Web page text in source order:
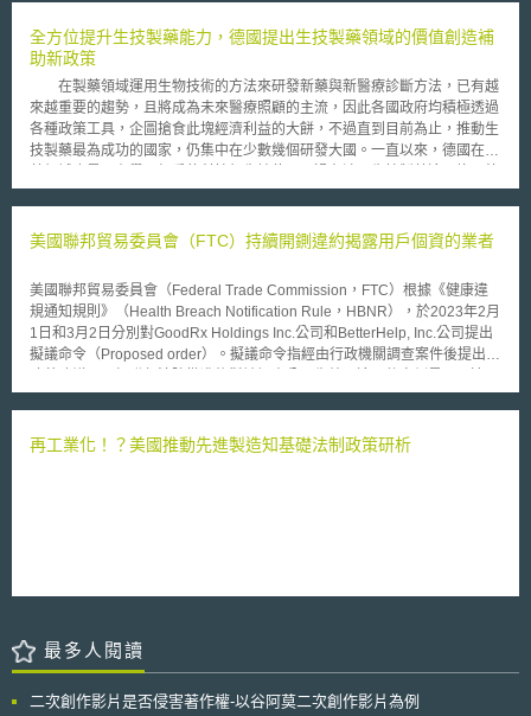
Health and Care Technology）。此準則主要鼓勵研發公司在設計產品時，
將患者的資訊安全以及新技術的操作品質列入考量。 此行為準則的目
的主要在於改善整體研發環境，內容包含十項原則，分別為：界定使用者、
界定價值（value proposition）、對使用的資料保持合理（fair）、透明
（transparent）以及當責（accountable）的立場、符合一般資料保護規則
（General Data Protection Regulation, GDPR）的資料最小化原則（data
minimisation principle）、利用公開之標準、公開被使用的資料以及演算法
的有效性、以及公開演算法的類型、開發原因、與操作過程的監控方式。
適用性，並預期於2018年12月公布更新的版本。
全方位提升生技製藥能力，德國提出生技製藥領域的價值創造補
助新政策
在製藥領域運用生物技術的方法來研發新藥與新醫療診斷方法，已有越
來越重要的趨勢，且將成為未來醫療照顧的主流，因此各國政府均積極透過
各種政策工具，企圖搶食此塊經濟利益的大餅，不過直到目前為止，推動生
技製藥最為成功的國家，仍集中在少數幾個研發大國。一直以來，德國在製
國目前的成就有限，已成功上市而來源於德國的生技藥品，並不多見
發）。另一方面，德國擁有全歐洲最多的生技公司數目，這些生技公司每年
與製藥產業的連結與合作，德國聯邦教育與研究部（Bundesministerium für
Bildung und Forschung, BMBF）新近提出了新補助政策－「生技製藥之策
略性競爭」（Strategiewettbewerb BioPharma），企圖為德國重新贏回世
界藥局（Apotheke der Welt）的美名。 這個新的策略規劃所訴求的對
象，是由主要來自於學術界的生技公司與傳統的製藥產業界所成立的合作團
Wissenschaft und Wirtschaft ）。BMBF希望透過鼓勵建立這樣的合作關
略性概念或創意（Ideen für neuartige strategische Konzepte vorzulegen,
新政策的最大特色。由於補助的目的是在實現價值創造，因此補助去進行價
可能的醫藥技術領域，因此包括抗癌藥物與治療神經系統方面疾病的藥物研
發、開發新的疫苗或疾病診斷用的生物標記、以及如何建構臨床研究的新基
均屬BMBF徵求創意的範圍。 經BMBF邀集由國際專家組成的評選委員
美國聯邦貿易委員會（FTC）持續開鍘違約揭露用戶個資的業者
美國聯邦貿易委員會（Federal Trade Commission，FTC）根據《健康違
規通知規則》（Health Breach Notification Rule，HBNR），於2023年2月
1日和3月2日分別對GoodRx Holdings Inc.公司和BetterHelp, Inc.公司提出
擬議命令（Proposed order）。擬議命令指經由行政機關調查案件後提出的
2021年後擴大《健康違規通知規則》適用範圍從傳統的健康產業及於網路
息；而BetterHelp, Inc.公司提供遠距醫療服務。兩者在2017到2020年間均
序、限制員工對資料的存取權限等等。最後也最重要的是要「信守承諾」，
這兩個案例中的業者都是違反了自己當初對使用者的承諾，最終才導致被處
罰的結果。
再工業化！？美國推動先進製造知基礎法制政策研析
最多人閱讀
二次創作影片是否侵害著作權-以谷阿莫二次創作影片為例